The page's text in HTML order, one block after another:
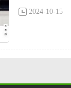
2024-10-15